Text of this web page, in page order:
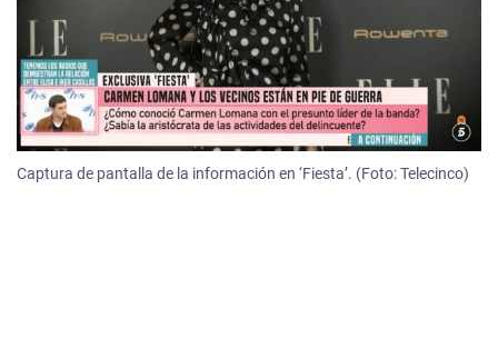
Captura de pantalla de la información en ‘Fiesta’. (Foto: Telecinco)